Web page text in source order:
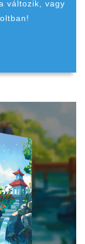
változik, vagy